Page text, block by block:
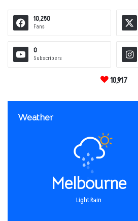
10,250
Fans
0
Subscribers
10,917
Weather
Melbourne
Light Rain